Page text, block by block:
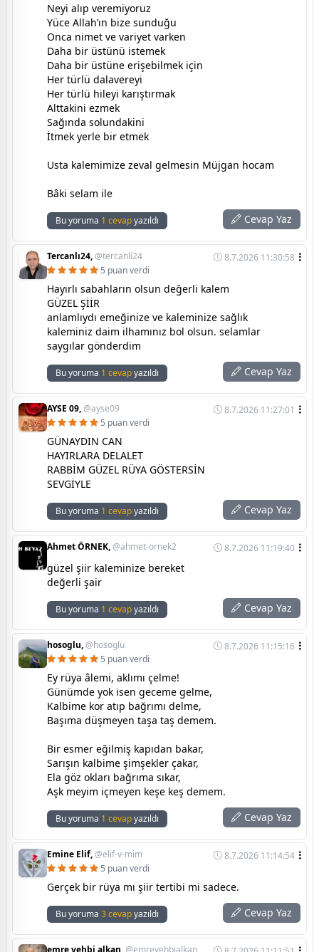
Neyi alıp veremiyoruz
Yüce Allah’ın bize sunduğu
Onca nimet ve variyet varken
Daha bir üstünü istemek
Daha bir üstüne erişebilmek için
Her türlü dalavereyi
Her türlü hileyi karıştırmak
Alttakini ezmek
Sağında solundakini
İtmek yerle bir etmek
Usta kalemimize zeval gelmesin Müjgan hocam
Bâki selam ile
Bu yoruma 1 cevapyazıldı Cevap Yaz
Tercanlı24,@tercanli24
8.7.2026 11:30:58
5 puan verdi
Hayırlı sabahların olsun değerli kalem
GÜZEL ŞİİR
anlamlıydı emeğinize ve kaleminize sağlık
kaleminiz daim ilhamınız bol olsun. selamlar
saygılar gönderdim
Bu yoruma 1 cevapyazıldı Cevap Yaz
AYSE 09,@ayse09
8.7.2026 11:27:01
5 puan verdi
GÜNAYDIN CAN
HAYIRLARA DELALET
RABBİM GÜZEL RÜYA GÖSTERSİN
SEVGİYLE
Bu yoruma 1 cevapyazıldı Cevap Yaz
Ahmet ÖRNEK,@ahmet-ornek2 8.7.2026 11:19:40
güzel şiir kaleminize bereket
değerli şair
Bu yoruma 1 cevapyazıldı Cevap Yaz
hosoglu,@hosoglu
8.7.2026 11:15:16
5 puan verdi
Ey rüya âlemi, aklımı çelme!
Günümde yok isen geceme gelme,
Kalbime kor atıp bağrımı delme,
Başıma düşmeyen taşa taş demem.
Bir esmer eğilmiş kapıdan bakar,
Sarışın kalbime şimşekler çakar,
Ela göz okları bağrıma sıkar,
Aşk meyim içmeyen keşe keş demem.
Bu yoruma 1 cevapyazıldı Cevap Yaz
Emine Elif,@elif-v-mim
8.7.2026 11:14:54
5 puan verdi
Gerçek bir rüya mı şiir tertibi mi sadece.
Bu yoruma 3 cevapyazıldı Cevap Yaz
emre vehbi alkan, @emrevehbialkan